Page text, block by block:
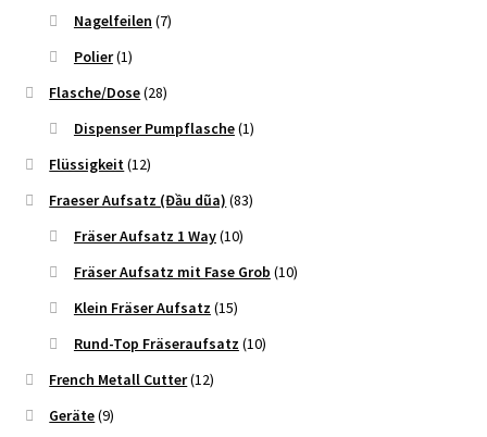
Nagelfeilen (7)
Polier(1)
Flasche/Dose(28)
Dispenser Pumpflasche(1)
Flüssigkeit(12)
Fraeser Aufsatz (Đầu dũa) (83)
Fräser Aufsatz 1 Way(10)
Fräser Aufsatz mit Fase Grob (10)
Klein Fräser Aufsatz (15)
Rund-Top Fräseraufsatz (10)
French Metall Cutter(12)
Geräte(9)